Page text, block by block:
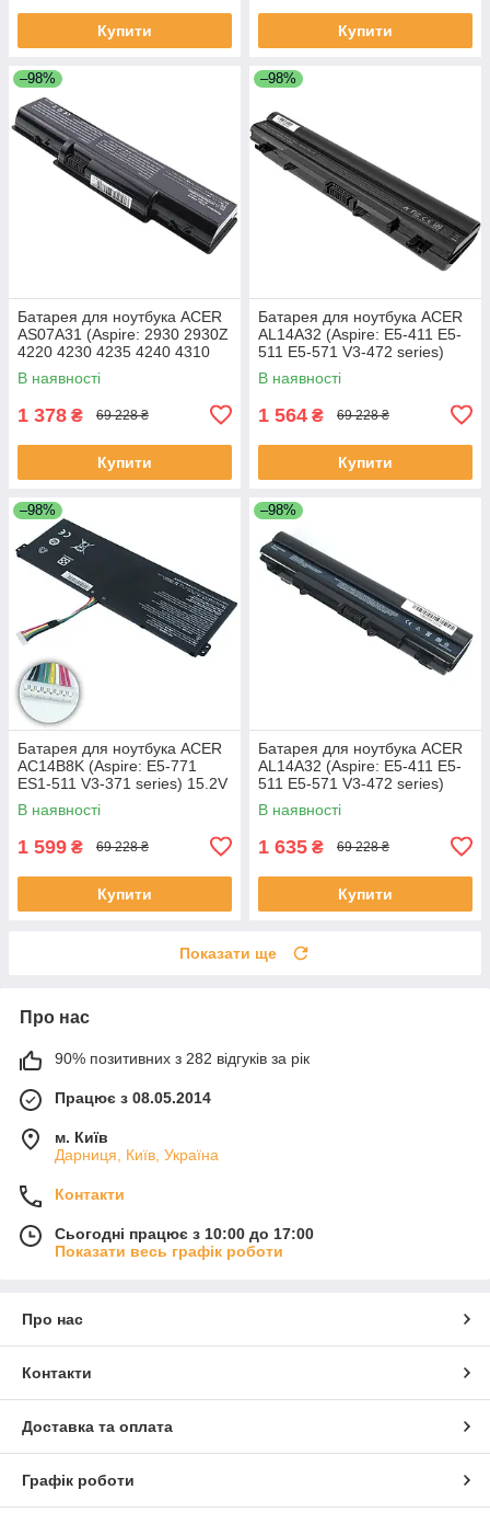
Купити Купити
–98%
Батарея для ноутбука ACER
AS07A31 (Aspire: 2930 2930Z
4220 4230 4235 4240 4310
5334 5732Z 7315) 11.1V
4400mAh Чорний
В наявності
1 378 ₴ 69 228 ₴
Купити
–98%
Батарея для ноутбука ACER
AL14A32 (Aspire: E5-411 E5-
511 E5-571 V3-472 series)
11.1V 4400mAh Чорний
В наявності
1 564 ₴ 69 228 ₴
Купити
–98%
Батарея для ноутбука ACER
AC14B8K (Aspire: E5-771
ES1-511 V3-371 series) 15.2V
2200mAh Чорний
В наявності
1 599 ₴ 69 228 ₴
Купити
–98%
Батарея для ноутбука ACER
AL14A32 (Aspire: E5-411 E5-
511 E5-571 V3-472 series)
11.1V 5200mAh Чорний
В наявності
1 635 ₴ 69 228 ₴
Купити
Показати ще
Про нас
90% позитивних з 282 відгуків за рік
Працює з 08.05.2014
м. Київ
Дарниця, Київ, Україна
Контакти
Сьогодні працює з 10:00 до 17:00
Показати весь графік роботи
Про нас
Контакти
Доставка та оплата
Графік роботи